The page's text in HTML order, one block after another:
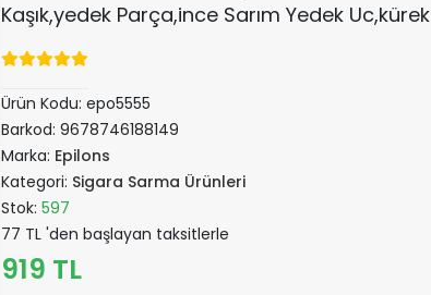
Kaşık,yedek Parça,ince Sarım Yedek Uc,kürek
Ürün Kodu:epo5555
Barkod:9678746188149
Marka: Epilons
Kategori: Sigara Sarma Ürünleri
Stok:597
77 TL 'den başlayan taksitlerle
919 TL